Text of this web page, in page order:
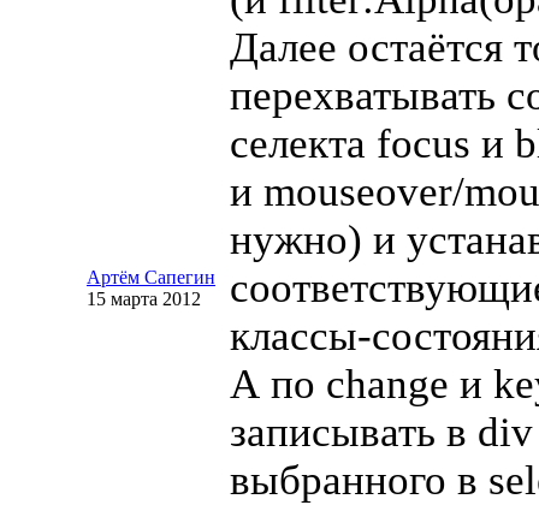
Артём Сапегин
15 марта 2012
Далее остаётся
перехватывать
селекта focus и
и mouseover/
нужно) и
классы-
А по change и
записывать в div
выбранного в